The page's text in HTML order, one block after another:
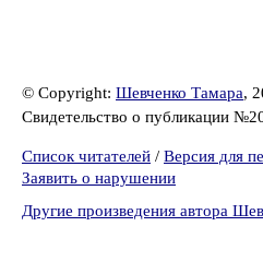
© Copyright: Шевченко Тамара,
Свидетельство о публикации
Список читателей / Версия для
Заявить о нарушении
Другие произведения автора